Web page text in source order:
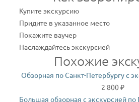
Купите экскурсию
Придите в указанное место
Покажите ваучер
Наслаждайтесь экскурсией
Похожие
Обзорная по Санкт-Петербургу с
2 800 ₽
Большая обзорная с экскурсией по